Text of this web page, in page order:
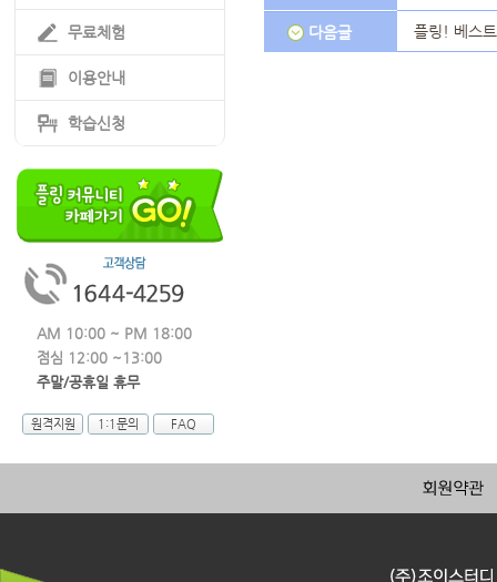
무료체험
이용안내
학습신청
AM 10:00 ~ PM 18:00
점심 12:00 ~13:00
주말/공휴일 휴무
원격지원 1:1문의 FAQ
다음글 플링! 베스